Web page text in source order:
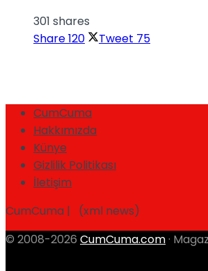
301 shares
Share120 Tweet 75
CumCuma
Hakkımızda
Künye
Gizlilik Politikası
İletişim
CumCuma | (xml news)
© 2008-2026 CumCuma.com ·